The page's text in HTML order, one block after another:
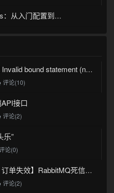
门配置到缓存实战
mybatis plus 出现 Invalid bound statement (not found)
评论(10)
接口
评论(2)
乐”
论(0)
【延时任务处理、订单失效】RabbitMQ死信队列实现
评论(2)